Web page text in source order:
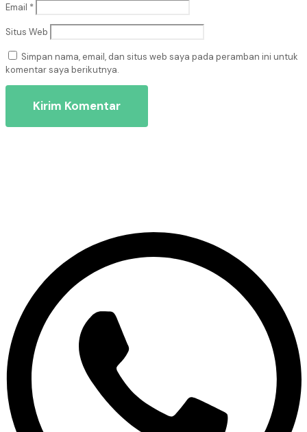
Email *
Situs Web
Simpan nama, email, dan situs web saya pada peramban ini untuk
komentar saya berikutnya.